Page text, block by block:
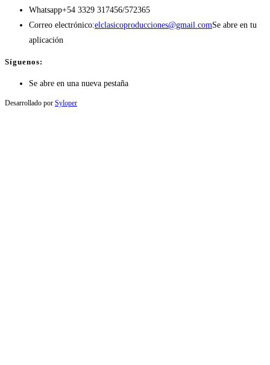
Whatsapp+54 3329 317456/572365
Correo electrónico:elclasicoproducciones@gmail.comSe abre en tu
aplicación
Síguenos:
Se abre en una nueva pestaña
Desarrollado por Syloper